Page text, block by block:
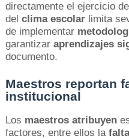
directamente el ejercicio
del clima escolarlimita
de implementar
garantizar aprendizajes
documento.
Maestros reportan
institucional
Los maestros atribuyen
factores, entre ellos la